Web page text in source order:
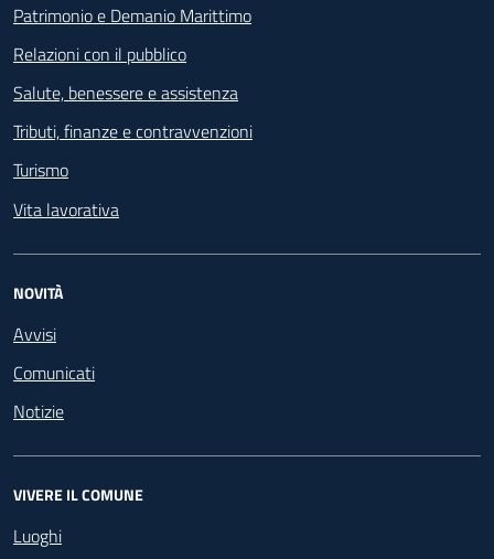
Patrimonio e Demanio Marittimo
Relazioni con il pubblico
Salute, benessere e assistenza
Tributi, finanze e contravvenzioni
Turismo
Vita lavorativa
NOVITÀ
Avvisi
Comunicati
Notizie
VIVERE IL COMUNE
Luoghi